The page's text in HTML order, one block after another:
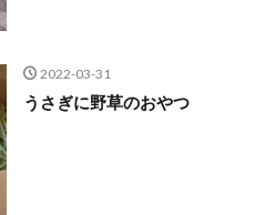
2022-03-31
うさぎに野草のおやつ